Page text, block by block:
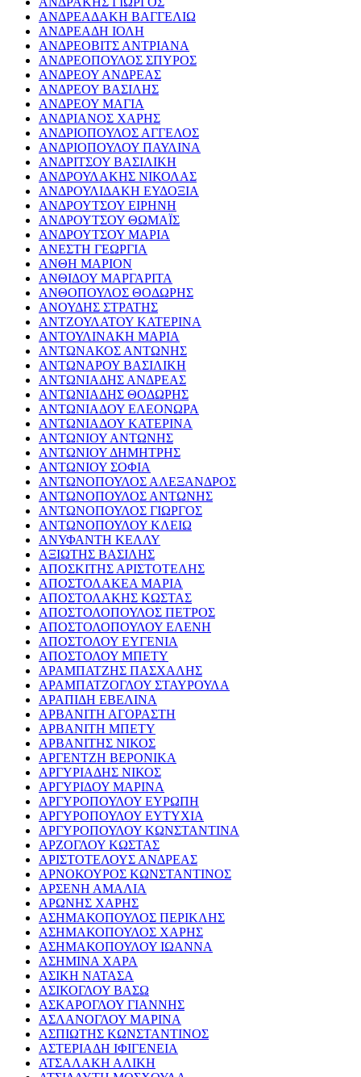
ΑΝΔΡΕΑΔΑΚΗ ΒΑΓΓΕΛΙΩ
ΑΝΔΡΕΑΔΗ ΙΟΛΗ
ΑΝΔΡΕΟΒΙΤΣ ΑΝΤΡΙΑΝΑ
ΑΝΔΡΕΟΠΟΥΛΟΣ ΣΠΥΡΟΣ
ΑΝΔΡΕΟΥ ΑΝΔΡΕΑΣ
ΑΝΔΡΕΟΥ ΒΑΣΙΛΗΣ
ΑΝΔΡΕΟΥ ΜΑΓΙΑ
ΑΝΔΡΙΑΝΟΣ ΧΑΡΗΣ
ΑΝΔΡΙΟΠΟΥΛΟΣ ΑΓΓΕΛΟΣ
ΑΝΔΡΙΟΠΟΥΛΟΥ ΠΑΥΛΙΝΑ
ΑΝΔΡΙΤΣΟΥ ΒΑΣΙΛΙΚΗ
ΑΝΔΡΟΥΛΑΚΗΣ ΝΙΚΟΛΑΣ
ΑΝΔΡΟΥΛΙΔΑΚΗ ΕΥΔΟΞΙΑ
ΑΝΔΡΟΥΤΣΟΥ ΕΙΡΗΝΗ
ΑΝΔΡΟΥΤΣΟΥ ΘΩΜΑΪΣ
ΑΝΔΡΟΥΤΣΟΥ ΜΑΡΙΑ
ΑΝΕΣΤΗ ΓΕΩΡΓΙΑ
ΑΝΘΗ ΜΑΡΙΟΝ
ΑΝΘΙΔΟΥ ΜΑΡΓΑΡΙΤΑ
ΑΝΘΟΠΟΥΛΟΣ ΘΟΔΩΡΗΣ
ΑΝΟΥΔΗΣ ΣΤΡΑΤΗΣ
ΑΝΤΖΟΥΛΑΤΟΥ ΚΑΤΕΡΙΝΑ
ΑΝΤΟΥΛΙΝΑΚΗ ΜΑΡΙΑ
ΑΝΤΩΝΑΚΟΣ ΑΝΤΩΝΗΣ
ΑΝΤΩΝΑΡΟΥ ΒΑΣΙΛΙΚΗ
ΑΝΤΩΝΙΑΔΗΣ ΑΝΔΡΕΑΣ
ΑΝΤΩΝΙΑΔΗΣ ΘΟΔΩΡΗΣ
ΑΝΤΩΝΙΑΔΟΥ ΕΛΕΟΝΩΡΑ
ΑΝΤΩΝΙΑΔΟΥ ΚΑΤΕΡΙΝΑ
ΑΝΤΩΝΙΟΥ ΑΝΤΩΝΗΣ
ΑΝΤΩΝΙΟΥ ΔΗΜΗΤΡΗΣ
ΑΝΤΩΝΙΟΥ ΣΟΦΙΑ
ΑΝΤΩΝΟΠΟΥΛΟΣ ΑΛΕΞΑΝΔΡΟΣ
ΑΝΤΩΝΟΠΟΥΛΟΣ ΑΝΤΩΝΗΣ
ΑΝΤΩΝΟΠΟΥΛΟΣ ΓΙΩΡΓΟΣ
ΑΝΤΩΝΟΠΟΥΛΟΥ ΚΛΕΙΩ
ΑΝΥΦΑΝΤΗ ΚΕΛΛΥ
ΑΞΙΩΤΗΣ ΒΑΣΙΛΗΣ
ΑΠΟΣΚΙΤΗΣ ΑΡΙΣΤΟΤΕΛΗΣ
ΑΠΟΣΤΟΛΑΚΕΑ ΜΑΡΙΑ
ΑΠΟΣΤΟΛΑΚΗΣ ΚΩΣΤΑΣ
ΑΠΟΣΤΟΛΟΠΟΥΛΟΣ ΠΕΤΡΟΣ
ΑΠΟΣΤΟΛΟΠΟΥΛΟΥ ΕΛΕΝΗ
ΑΠΟΣΤΟΛΟΥ ΕΥΓΕΝΙΑ
ΑΠΟΣΤΟΛΟΥ ΜΠΕΤΥ
ΑΡΑΜΠΑΤΖΗΣ ΠΑΣΧΑΛΗΣ
ΑΡΑΜΠΑΤΖΟΓΛΟΥ ΣΤΑΥΡΟΥΛΑ
ΑΡΑΠΙΔΗ ΕΒΕΛΙΝΑ
ΑΡΒΑΝΙΤΗ ΑΓΟΡΑΣΤΗ
ΑΡΒΑΝΙΤΗ ΜΠΕΤΥ
ΑΡΒΑΝΙΤΗΣ ΝΙΚΟΣ
ΑΡΓΕΝΤΖΗ ΒΕΡΟΝΙΚΑ
ΑΡΓΥΡΙΑΔΗΣ ΝΙΚΟΣ
ΑΡΓΥΡΙΔΟΥ ΜΑΡΙΝΑ
ΑΡΓΥΡΟΠΟΥΛΟΥ ΕΥΡΩΠΗ
ΑΡΓΥΡΟΠΟΥΛΟΥ ΕΥΤΥΧΙΑ
ΑΡΓΥΡΟΠΟΥΛΟΥ ΚΩΝΣΤΑΝΤΙΝΑ
ΑΡΖΟΓΛΟΥ ΚΩΣΤΑΣ
ΑΡΙΣΤΟΤΕΛΟΥΣ ΑΝΔΡΕΑΣ
ΑΡΝΟΚΟΥΡΟΣ ΚΩΝΣΤΑΝΤΙΝΟΣ
ΑΡΣΕΝΗ ΑΜΑΛΙΑ
ΑΡΩΝΗΣ ΧΑΡΗΣ
ΑΣΗΜΑΚΟΠΟΥΛΟΣ ΠΕΡΙΚΛΗΣ
ΑΣΗΜΑΚΟΠΟΥΛΟΣ ΧΑΡΗΣ
ΑΣΗΜΑΚΟΠΟΥΛΟΥ ΙΩΑΝΝΑ
ΑΣΗΜΙΝΑ ΧΑΡΑ
ΑΣΙΚΗ ΝΑΤΑΣΑ
ΑΣΙΚΟΓΛΟΥ ΒΑΣΩ
ΑΣΚΑΡΟΓΛΟΥ ΓΙΑΝΝΗΣ
ΑΣΛΑΝΟΓΛΟΥ ΜΑΡΙΝΑ
ΑΣΠΙΩΤΗΣ ΚΩΝΣΤΑΝΤΙΝΟΣ
ΑΣΤΕΡΙΑΔΗ ΙΦΙΓΕΝΕΙΑ
ΑΤΣΑΛΑΚΗ ΑΛΙΚΗ